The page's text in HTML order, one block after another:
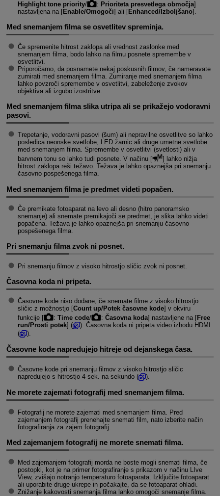
Highlight tone priority/ : Prioriteta presvetlega območja]
nastavljena na [Enable/Omogoči] ali [Enhanced/Izboljšano].
Med snemanjem filma se osvetlitev spreminja.
Če spremenite hitrost zaklopa ali vrednost zaslonke med
snemanjem filma, bodo lahko na filmu posnete spremembe v
osvetlitvi.
Priporočamo, da posnamete nekaj poskusnih filmov, če nameravate
zumirati med snemanjem filma. Zumiranje med snemanjem filma
lahko povzroči spremembe v osvetlitvi, zabeleženje zvokov
objektiva ali izgubo izostritve.
Med snemanjem filma slika utripa ali se prikažejo vodoravni
pasovi.
Trepetanje, vodoravni pasovi (šum) ali nepravilne osvetlitve so lahko
posledica neonske svetlobe, LED žarnic ali druge umetne svetlobe
med snemanjem filma. Spremembe v osvetlitvi (svetlosti) ali v
barvnem tonu so lahko tudi posnete. V načinu [
] lahko nižja
hitrost zaklopa reši težavo. Težava je lahko opaznejša pri snemanju
časovno pospešenega filma.
Med snemanjem filma je predmet videti popačen.
Če premikate fotoaparat na levo ali desno (hitro panoramsko
snemanje) ali snemate premikajoči se predmet, je slika lahko videti
popačena. Težava je lahko opaznejša pri snemanju časovno
pospešenega filma.
Pri snemanju filma zvok ni posnet.
Pri snemanju filmov z visoko hitrostjo sličic zvok ni posnet.
Časovna koda ni pripeta.
Časovne kode niso dodane, če snemate filme z visoko hitrostjo
sličic z možnostjo [Count up/Potek časovne kode] v okviru
funkcije [
: Time code/ : Časovna koda] nastavljene na [Free
run/Prosti potek] (
). Časovna koda ni pripeta video izhodu HDMI
(
).
Časovne kode napredujejo hitreje od dejanskega časa.
Časovne kode pri snemanju filmov z visoko hitrostjo sličic
napredujejo s hitrostjo 4 sek. na sekundo (
).
Ne morete zajemati fotografij med snemanjem filma.
Fotografij ne morete zajemati med snemanjem filma. Pred
zajemanjem fotografij prenehajte snemati film, nato izberite način
fotografiranja za zajem fotografij.
Med zajemanjem fotografij ne morete snemati filma.
Med zajemanjem fotografij morda ne boste mogli snemati filma, če
postopki, kot je na primer fotografiranje s prikazom v načinu LIve
View, zvišajo notranjo temperaturo fotoaparata. Izključite fotoaparat
ali uporabite druge ukrepe in počakajte, da se fotoaparat ohladi.
Znižanje kakovosti snemanja filma lahko omogoči snemanje filma.